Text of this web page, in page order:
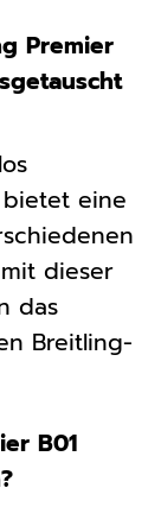
Premier
eine
dieser
das
Breitling-
B01